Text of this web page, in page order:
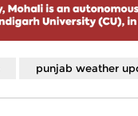
punjab weather